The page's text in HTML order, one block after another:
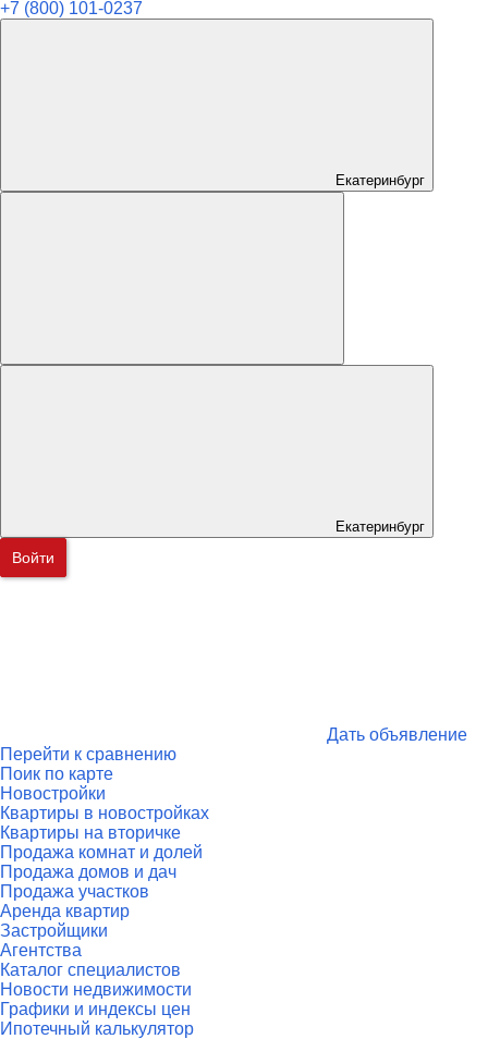
+7 (800) 101-0237
Екатеринбург
Екатеринбург
Войти
Дать объявление
Перейти к сравнению
Поик по карте
Новостройки
Квартиры в новостройках
Квартиры на вторичке
Продажа комнат и долей
Продажа домов и дач
Продажа участков
Аренда квартир
Застройщики
Агентства
Каталог специалистов
Новости недвижимости
Графики и индексы цен
Ипотечный калькулятор